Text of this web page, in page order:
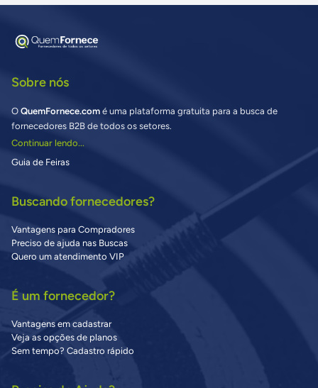
Sobre nós
O QuemFornece.com é uma plataforma gratuita para a busca de
fornecedores B2B de todos os setores.
Continuar lendo...
Guia de Feiras
Buscando fornecedores?
Vantagens para Compradores
Preciso de ajuda nas Buscas
Quero um atendimento VIP
É um fornecedor?
Vantagens em cadastrar
Veja as opções de planos
Sem tempo? Cadastro rápido